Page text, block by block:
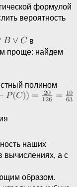
формулой
вероятность
в
проще: найдем
полином
наших
вычислениях, а с
образом.